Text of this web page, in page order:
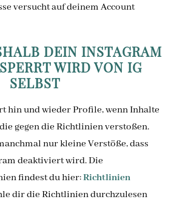
versucht auf deinem Account
DEIN INSTAGRAM
WIRD VON IG
SELBST
hin und wieder Profile, wenn Inhalte
gegen die Richtlinien verstoßen.
nur kleine Verstöße, dass
deaktiviert wird. Die
findest du hier:Richtlinien
dir die Richtlinien durchzulesen